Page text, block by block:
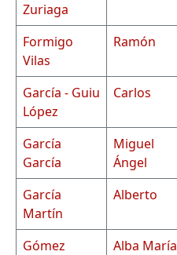
Zuriaga
Formigo
Vilas
Ramón
García - Guiu
López
Carlos
García
García
Miguel
Ángel
García
Martín
Alberto
Gómez
Alba María